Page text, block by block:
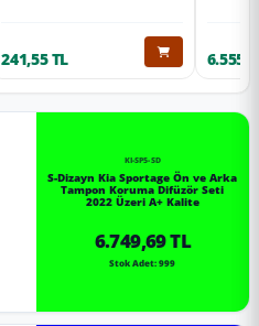
241,55 TL
KI-SP5-SD
S-Dizayn Kia Sportage Ön ve Arka
Tampon Koruma Difüzör Seti
2022 Üzeri A+ Kalite
6.749,69 TL
Stok Adet: 999